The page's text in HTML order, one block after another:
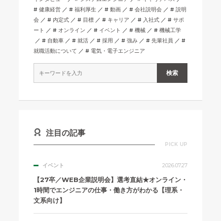
健康経営
福利厚生 動画 会社説明会
説明
会
内定式 目標 キャリア 入社式
サポ
ート
オンライン イベント 機械
機械工学
自動車
就活 採用 強み
先輩社員
就職活動について
電気・電子エンジニア
注目の記事
PICK UP
イベント 2026.07.27
【27卒／WEB企業説明会】選考直結★オンライン・
1時間でエンジニアの仕事・働き方がわかる【理系・
文系向け】